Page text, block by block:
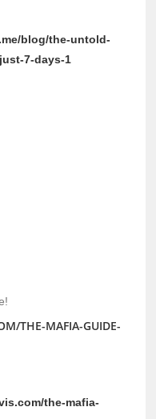
blog/the-untold-
7-days-1
THE-MAFIA-GUIDE-
the-mafia-